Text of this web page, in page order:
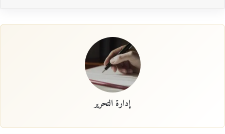
إدارة التحرير